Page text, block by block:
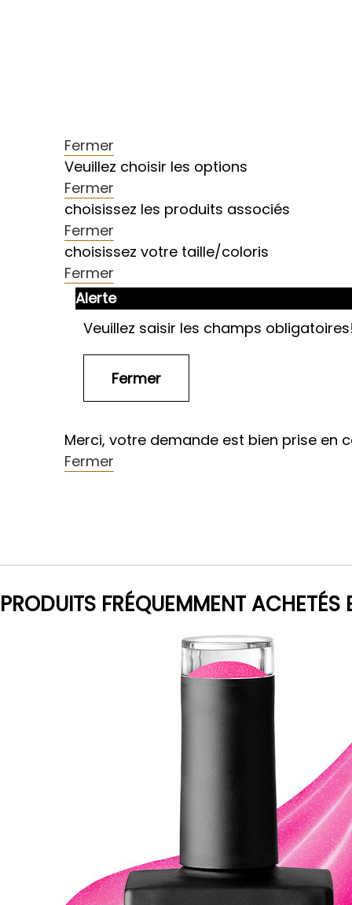
Fermer
Veuillez choisir les options
Fermer
choisissez les produits associés
Fermer
choisissez votre taille/coloris
Fermer
Alerte
Veuillez saisir les champs
Merci, votre demande est bien prise en
Fermer
PRODUITS FRÉQUEMMENT ACHETÉS